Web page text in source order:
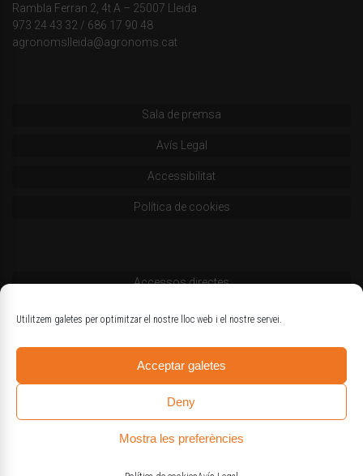
Utilitzem galetes per optimitzar el nostre lloc web i el nostre servei.
Acceptar galetes
Deny
Mostra les preferències
Rambla Ferran 2, 4t A – 25007 Lleida
973 24 43 32 / 686 17 90 48
agronomslleida@agronoms.cat
Sala de premsa
Avís Legal
Accessibilitat
Política de cookies
Accessos directes
Codi deontològic
Logotips oficials
© Col·legi d'Enginyers Agrònoms de Catalunya